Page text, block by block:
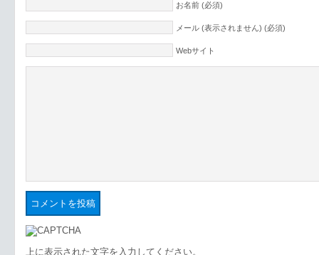
お名前 (必須)
メール (表示されません) (必須)
Webサイト
上に表示された文字を入力してください。